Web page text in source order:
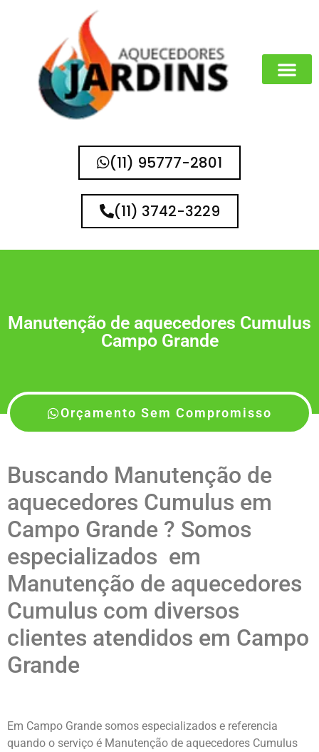
(11) 95777-2801
(11) 3742-3229
Manutenção de aquecedores Cumulus
Campo Grande
Orçamento Sem Compromisso
Buscando Manutenção de
aquecedores Cumulus em
Campo Grande ? Somos
especializados em
Manutenção de aquecedores
Cumulus com diversos
clientes atendidos em Campo
Grande
Em Campo Grande somos especializados e referencia
quando o serviço é Manutenção de aquecedores Cumulus